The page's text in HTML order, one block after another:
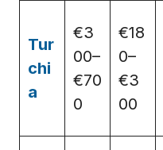
Tur
chi
a
€3
00–
€70
0
€18
0–
€3
00